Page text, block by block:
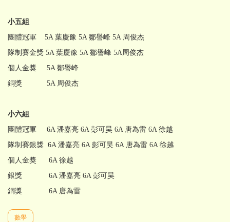
小五組
團體冠軍 5A 葉慶豫 5A 鄒譽峰 5A 周俊杰
隊制賽金獎 5A 葉慶豫 5A 鄒譽峰 5A周俊杰
個人金獎 5A 鄒譽峰
銅獎 5A 周俊杰
小六組
團體冠軍 6A 潘嘉亮 6A 彭可昊 6A 唐為雷 6A 徐越
隊制賽銀獎 6A 潘嘉亮 6A 彭可昊 6A 唐為雷 6A 徐越
個人金獎 6A 徐越
銀獎 6A 潘嘉亮 6A 彭可昊
銅獎 6A 唐為雷
數學